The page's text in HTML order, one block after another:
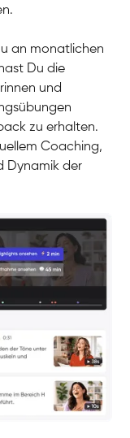
an monatlichen
Du die
und
zu erhalten.
Coaching,
Dynamik der